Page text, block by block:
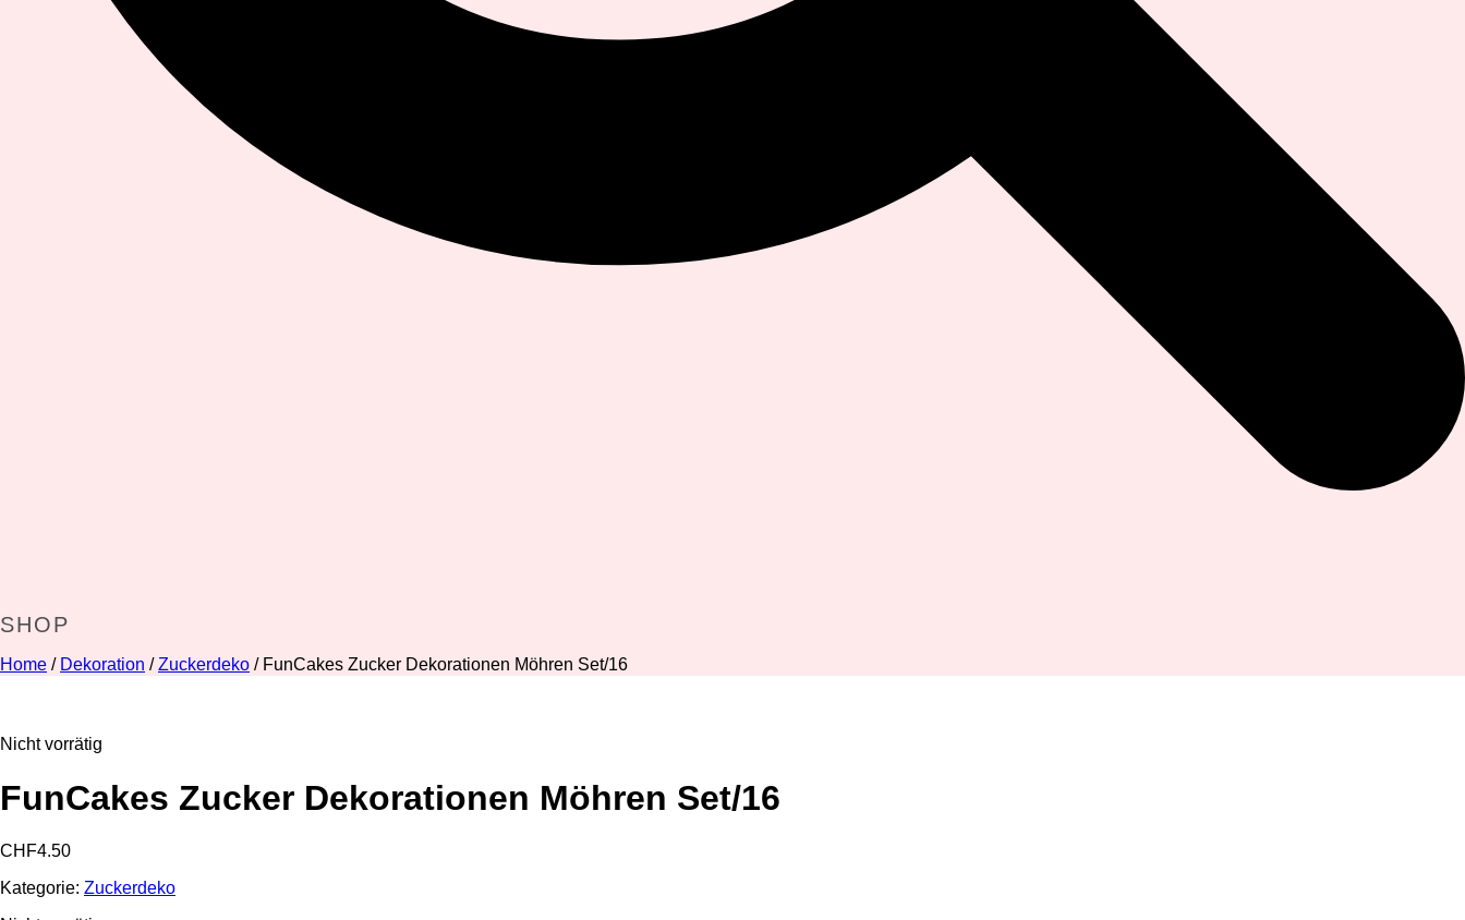
SHOP
Home / Dekoration /Zuckerdeko / FunCakes Zucker Dekorationen Möhren Set/16
Nicht vorrätig
FunCakes Zucker Dekorationen Möhren Set/16
CHF4.50
Kategorie: Zuckerdeko